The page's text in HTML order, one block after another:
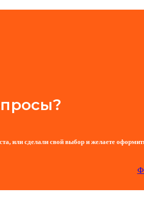
или сделали свой выбор и желаете